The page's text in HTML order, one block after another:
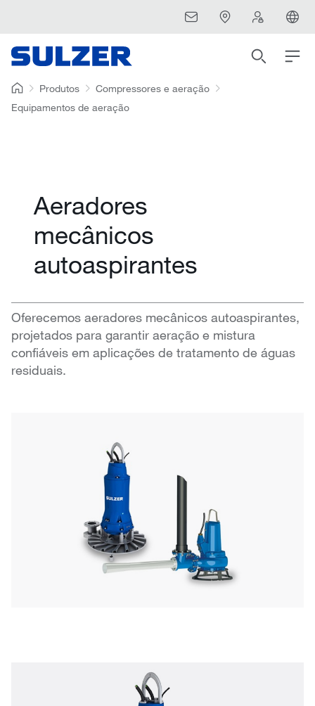
Produtos
Compressores e aeração
Equipamentos de aeração
Aeradores
mecânicos
autoaspirantes
Oferecemos aeradores mecânicos autoaspirantes,
projetados para garantir aeração e mistura
confiáveis em aplicações de tratamento de águas
residuais.